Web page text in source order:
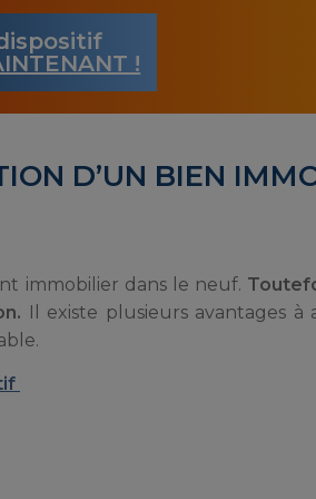
!
D’UN BIEN
immobilier dans le neuf.
Il existe plusieurs avantages